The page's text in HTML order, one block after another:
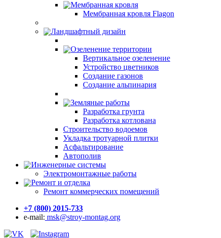
Мембранная кровля
Мембранная кровля Flagon
Ландшафтный дизайн
Озеленение территории
Вертикальное озеленение
Устройство цветников
Создание газонов
Создание альпинария
Земляные работы
Разработка грунта
Разработка котлована
Строительство водоемов
Укладка тротуарной плитки
Асфальтирование
Автополив
Инженерные системы
Электромонтажные работы
Ремонт и отделка
Ремонт коммерческих помещений
+7 (800) 2015-733
e-mail: msk@stroy-montag.org